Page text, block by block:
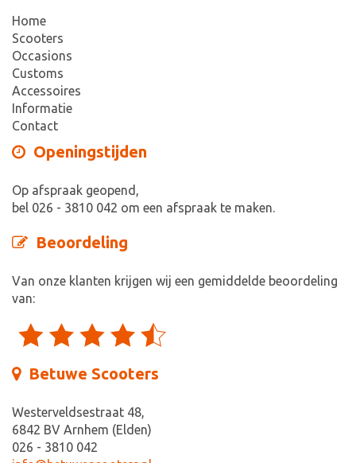
Home
Scooters
Occasions
Customs
Accessoires
Informatie
Contact
Openingstijden
Op afspraak geopend,
bel 026 - 3810 042 om een afspraak te maken.
Beoordeling
Van onze klanten krijgen wij een gemiddelde beoordeling
van:
Betuwe Scooters
Westerveldsestraat 48,
6842 BV Arnhem (Elden)
026 - 3810 042